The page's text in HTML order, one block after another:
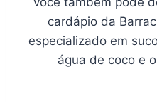
cardápio da
especializado em
água de coco e